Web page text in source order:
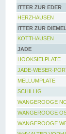
ITTER ZUR EDER
HERZHAUSEN
ITTER ZUR DIEMEL
KOTTHAUSEN
JADE
HOOKSIELPLATE
JADE-WESER-
MELLUMPLATE
SCHILLIG
WANGEROOGE
WANGEROOGE
WANGEROOGE